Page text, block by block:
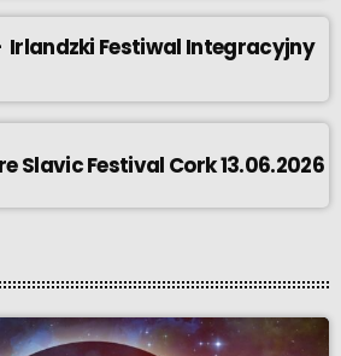
Irlandzki Festiwal Integracyjny
Slavic Festival Cork 13.06.2026